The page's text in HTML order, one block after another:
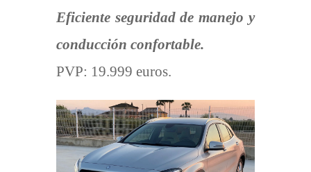
Eficiente seguridad de manejo y
conducción confortable.
PVP: 19.999 euros.